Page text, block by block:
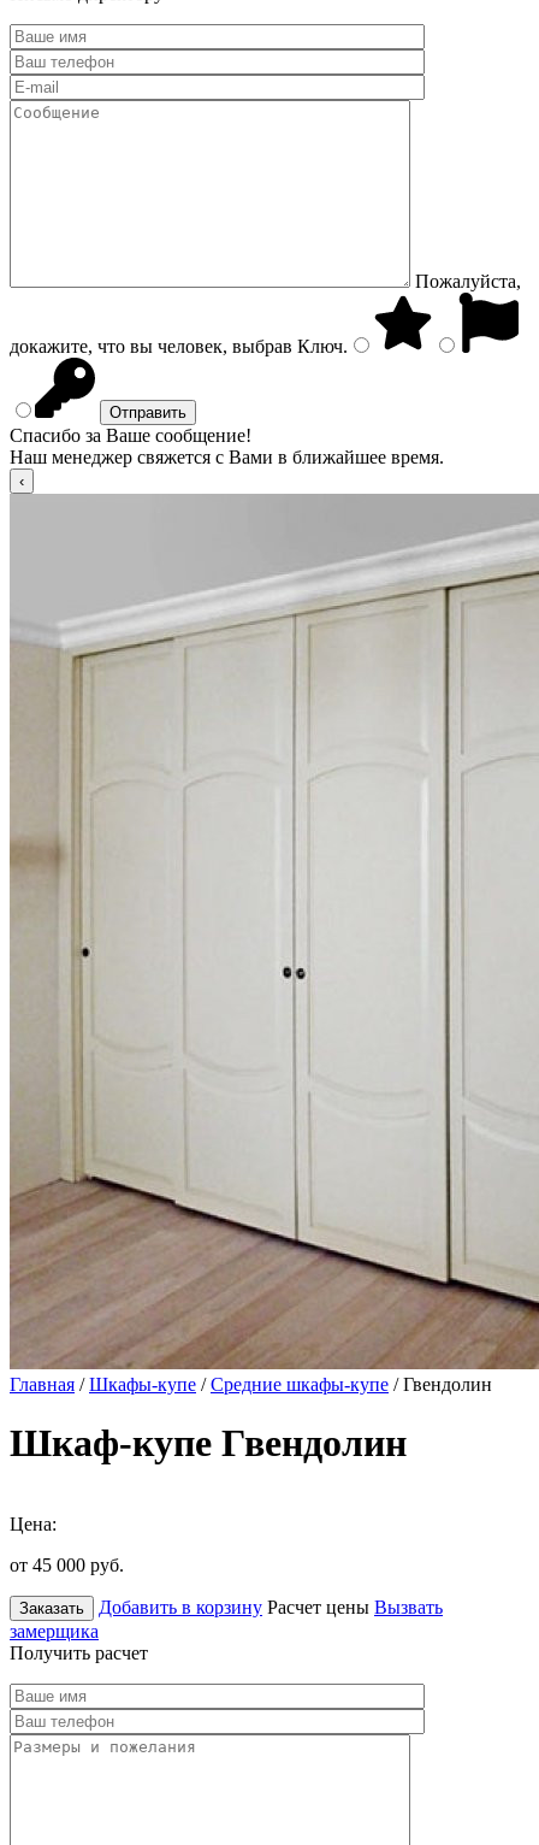
Пожалуйста,
докажите, что вы человек, выбрав Ключ.
Спасибо за Ваше сообщение!
Наш менеджер свяжется с Вами в ближайшее время.
Главная /Шкафы-купе /Средние шкафы-купе / Гвендолин
Шкаф-купе Гвендолин
Цена:
от 45 000 руб.
Заказать Добавить в корзину Расчет цены Вызвать
замерщика
Получить расчет